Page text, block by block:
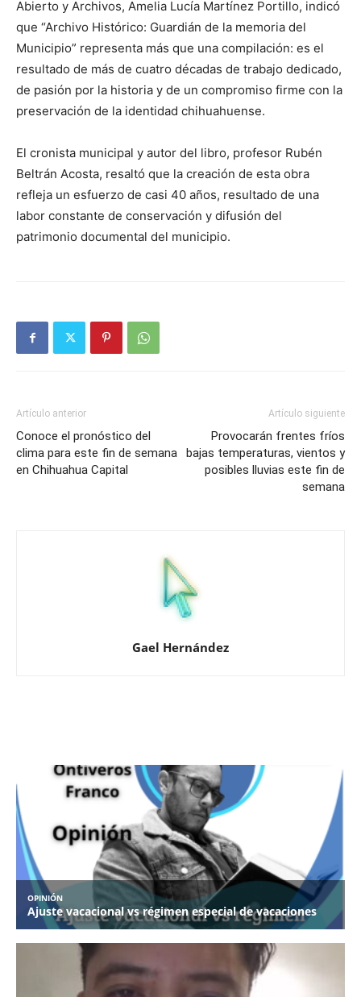
Abierto y Archivos, Amelia Lucía Martínez Portillo, indicó
que “Archivo Histórico: Guardián de la memoria del
Municipio” representa más que una compilación: es el
resultado de más de cuatro décadas de trabajo dedicado,
de pasión por la historia y de un compromiso firme con la
preservación de la identidad chihuahuense.
El cronista municipal y autor del libro, profesor Rubén
Beltrán Acosta, resaltó que la creación de esta obra
refleja un esfuerzo de casi 40 años, resultado de una
labor constante de conservación y difusión del
patrimonio documental del municipio.
Artículo anterior
Conoce el pronóstico del
clima para este fin de semana
en Chihuahua Capital
Artículo siguiente
Provocarán frentes fríos
bajas temperaturas, vientos y
posibles lluvias este fin de
semana
Gael Hernández